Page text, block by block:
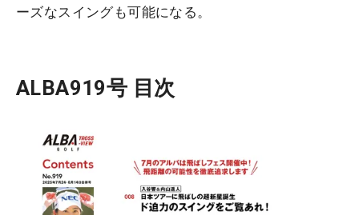
ーズなスイングも可能になる。
ALBA919号 目次